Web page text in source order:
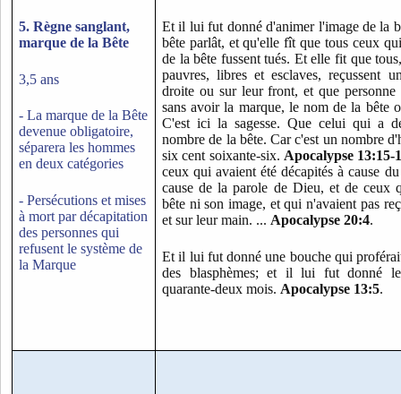
5. Règne sanglant,
marque de la Bête
3,5 ans
- La marque de la Bête
devenue obligatoire,
séparera les hommes
en deux catégories
- Persécutions et mises
à mort par décapitation
des personnes qui
refusent le système de
la Marque
Et il lui fut donné d'animer l'image de la
bête parlât, et qu'elle fît que tous ceux
de la bête fussent tués. Et elle fit que
pauvres, libres et esclaves, reçussent
droite ou sur leur front, et que
sans avoir la marque, le nom de la bête
C'est ici la sagesse. Que celui qui a
nombre de la bête. Car c'est un nombre
six cent soixante-six. Apocalypse 13:15-
ceux qui avaient été décapités à cause
cause de la parole de Dieu, et de ceux
bête ni son image, et qui n'avaient pas
et sur leur main. ... Apocalypse 20:4.
Et il lui fut donné une bouche qui
des blasphèmes; et il lui fut donné
quarante-deux mois. Apocalypse 13:5.